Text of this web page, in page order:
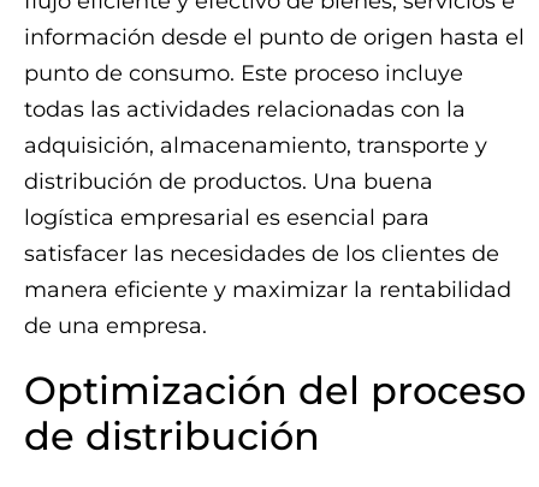
información desde el punto de origen hasta el
punto de consumo. Este proceso incluye
todas las actividades relacionadas con la
adquisición, almacenamiento, transporte y
distribución de productos. Una buena
logística empresarial es esencial para
satisfacer las necesidades de los clientes de
manera eficiente y maximizar la rentabilidad
de una empresa.
Optimización del proceso
de distribución